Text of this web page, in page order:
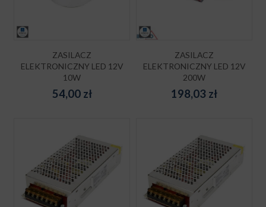
ZASILACZ
ELEKTRONICZNY LED 12V
10W
54,00zł
ZASILACZ
ELEKTRONICZNY LED 12V
200W
198,03 zł